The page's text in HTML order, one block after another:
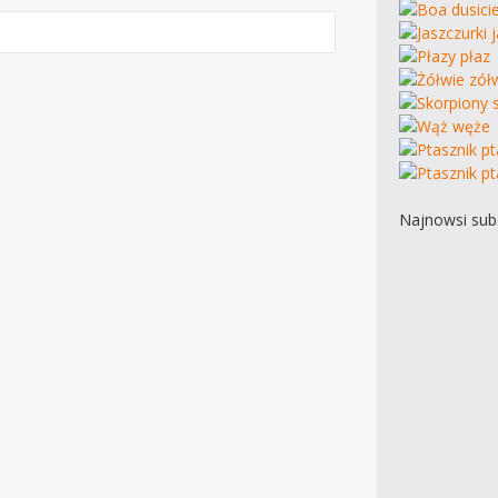
Najnowsi